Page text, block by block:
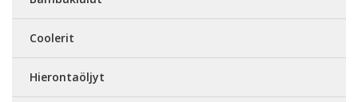
Coolerit
Hierontaöljyt